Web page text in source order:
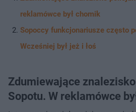
reklamówce był chomik
Sopoccy funkcjonariusze często
Wcześniej był jeż i łoś
Zdumiewające
Sopotu. W reklamówce